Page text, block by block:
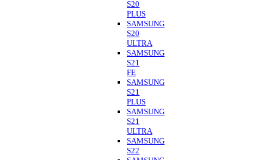
S20
PLUS
SAMSUNG
S20
ULTRA
SAMSUNG
S21
FE
SAMSUNG
S21
PLUS
SAMSUNG
S21
ULTRA
SAMSUNG
S22